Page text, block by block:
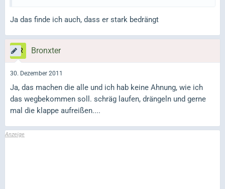
Ja das finde ich auch, dass er stark bedrängt
Bronxter
30. Dezember 2011
Ja, das machen die alle und ich hab keine Ahnung, wie ich
das wegbekommen soll. schräg laufen, drängeln und gerne
mal die klappe aufreißen....